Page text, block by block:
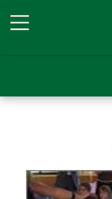
contenido
principal
principal
principal